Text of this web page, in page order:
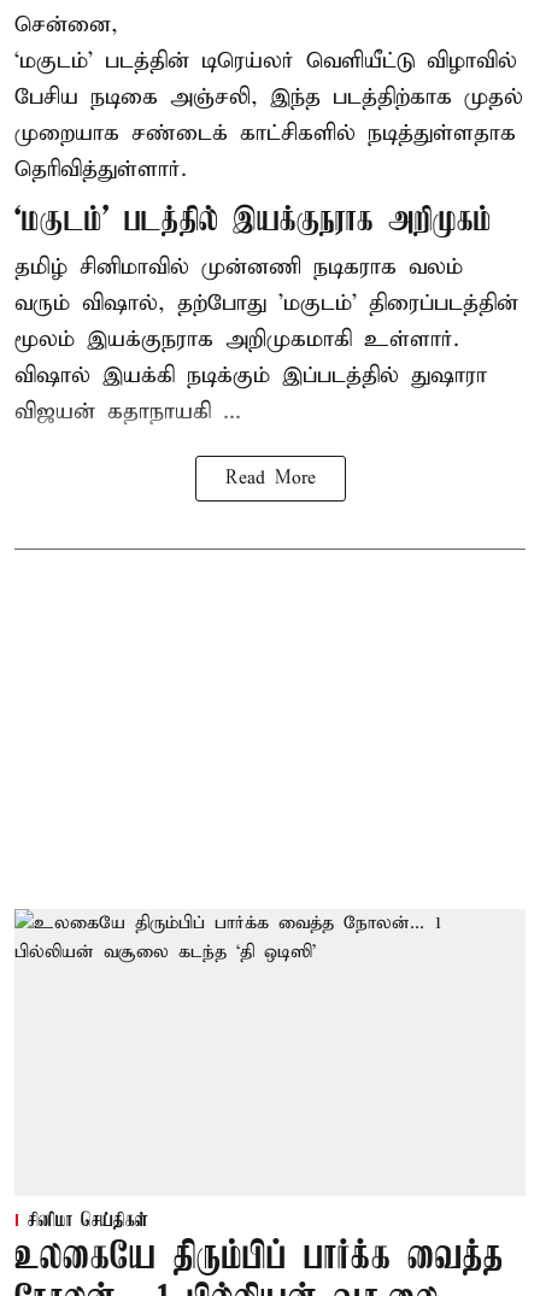
சென்னை,
‘மகுடம்’ படத்தின் டிரெய்லர் வெளியீட்டு விழாவில்
பேசிய நடிகை அஞ்சலி, இந்த படத்திற்காக முதல்
முறையாக சண்டைக் காட்சிகளில் நடித்துள்ளதாக
தெரிவித்துள்ளார்.
‘மகுடம்’ படத்தில் இயக்குநராக அறிமுகம்
தமிழ் சினிமாவில் முன்னணி நடிகராக வலம்
வரும் விஷால், தற்போது 'மகுடம்' திரைப்படத்தின்
மூலம் இயக்குநராக அறிமுகமாகி உள்ளார்.
விஷால் இயக்கி நடிக்கும் இப்படத்தில் துஷாரா
விஜயன் கதாநாயகி ...
Read More
சினிமா செய்திகள்
உலகையே திரும்பிப் பார்க்க வைத்த